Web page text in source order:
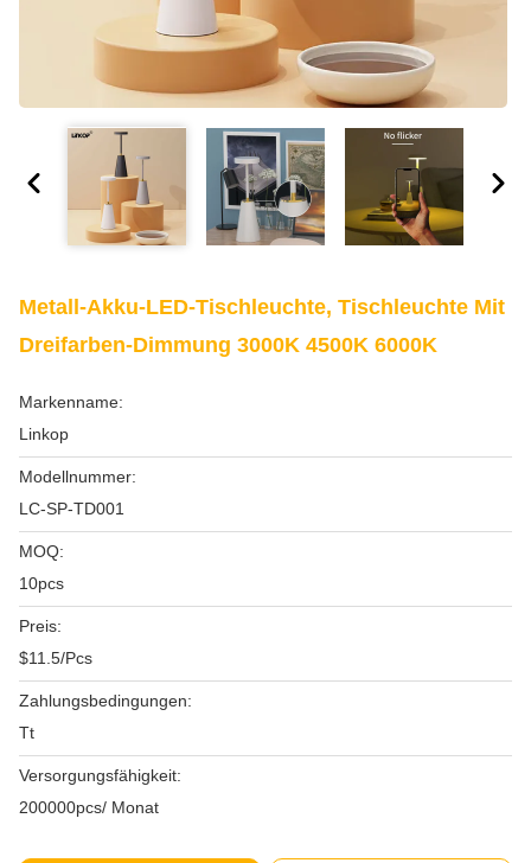
Metall-Akku-LED-Tischleuchte, Tischleuchte Mit
Dreifarben-Dimmung 3000K 4500K 6000K
Markenname:
Linkop
Modellnummer:
LC-SP-TD001
MOQ:
10pcs
Preis:
$11.5/Pcs
Zahlungsbedingungen:
Tt
Versorgungsfähigkeit:
200000pcs/ Monat